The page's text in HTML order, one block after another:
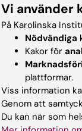
27 jul 2026
Juliette
tilldelas
ALS-
Juliette
postdoktor
Vi använder
På Karolinska
Nödvändiga
Kakor för
plattformar.
Viss information
Genom att
Du kan när som